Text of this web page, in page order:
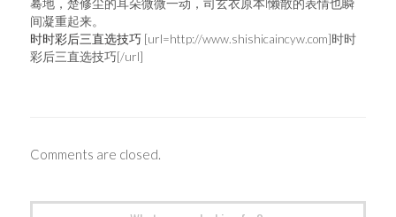
蓦地，楚修尘的耳朵微微一动，司玄衣原本l懒散的表情也瞬
间凝重起来。
时时彩后三直选技巧 [url=http://www.shishicaincyw.com]时时
彩后三直选技巧[/url]
Comments are closed.